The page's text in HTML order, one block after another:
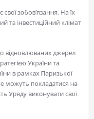
зобов’язання. На їх
та інвестиційний клімат
відновлюваних джерел
України та
в рамках Паризької
можуть покладатися на
Уряду виконувати свої